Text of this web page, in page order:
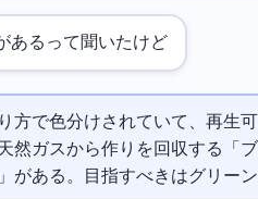
あるって聞いたけど…
方で色分けされていて、再生
ガスから作りCO2を回収する「ブ
がある。目指すべきはグリー